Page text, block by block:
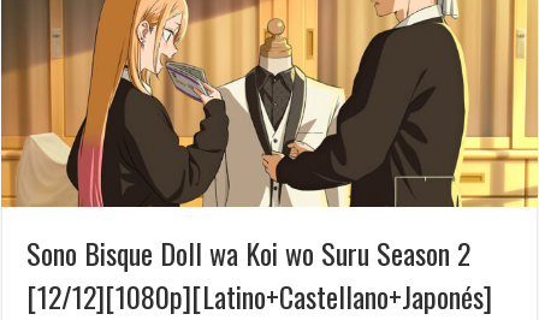
Sono Bisque Doll wa Koi wo Suru Season 2
[12/12][1080p][Latino+Castellano+Japonés]